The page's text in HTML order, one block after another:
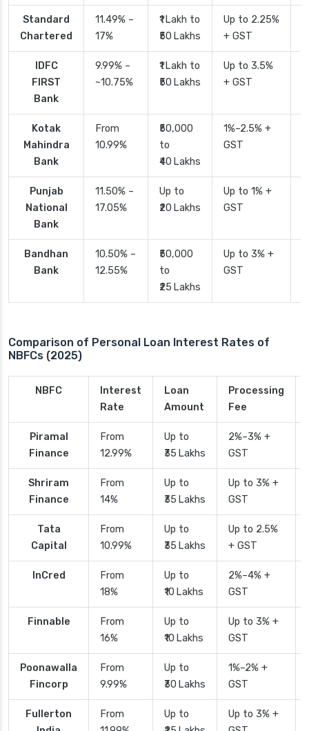
Standard
Chartered
11.49% –
17%
₹1 Lakh to
₹50 Lakhs
Up to 2.25%
+ GST
IDFC
FIRST
Bank
9.99% –
~10.75%
₹1 Lakh to
₹50 Lakhs
Up to 3.5%
+ GST
Kotak
Mahindra
Bank
From
10.99%
₹50,000
to
₹40 Lakhs
1%–2.5% +
GST
Punjab
National
Bank
11.50% –
17.05%
Up to
₹20 Lakhs
Up to 1% +
GST
Bandhan
Bank
10.50% –
12.55%
₹50,000
to
₹25 Lakhs
Up to 3% +
GST
Comparison of Personal Loan Interest Rates of
NBFCs (2025)
NBFC
Interest
Rate
Loan
Amount
Processing
Fee
Piramal
Finance
From
12.99%
Up to
₹35 Lakhs
2%–3% +
GST
Shriram
Finance
From
14%
Up to
₹35 Lakhs
Up to 3% +
GST
Tata
Capital
From
10.99%
Up to
₹35 Lakhs
Up to 2.5%
+ GST
InCred
From
18%
Up to
₹10 Lakhs
2%–4% +
GST
Finnable
From
16%
Up to
₹10 Lakhs
Up to 3% +
GST
Poonawalla
Fincorp
From
9.99%
Up to
₹30 Lakhs
1%–2% +
GST
Fullerton
From
Up to
Up to 3% +